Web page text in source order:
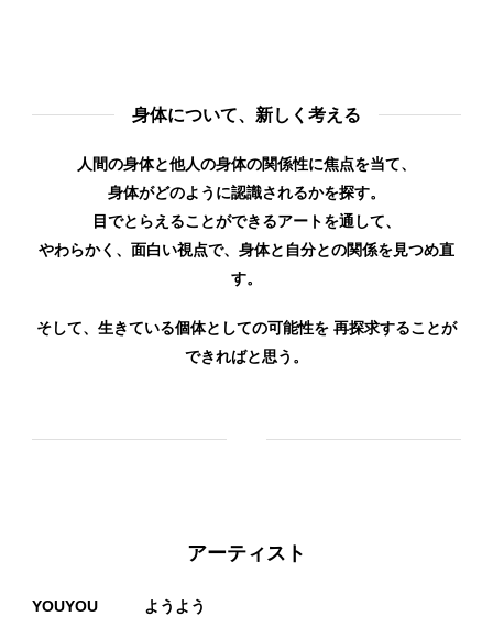
身体について、新しく考える
人間の身体と他人の身体の関係性に焦点を当て、
身体がどのように認識されるかを探す。
目でとらえることができるアートを通して、
やわらかく、面白い視点で、身体と自分との関係を見つめ直
す。
そして、生きている個体としての可能性を 再探求することが
できればと思う。
アーティスト
YOUYOU ようよう